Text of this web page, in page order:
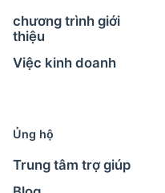
chương trình giới
thiệu
Việc kinh doanh
Ủng hộ
Trung tâm trợ giúp